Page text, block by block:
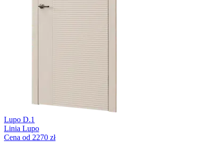
Lupo D.1
Linia Lupo
Cena od 2270 zł